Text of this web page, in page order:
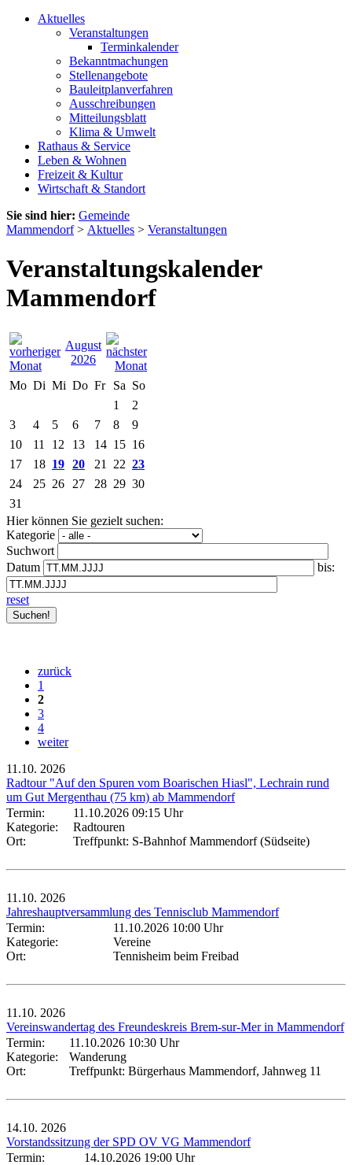
Aktuelles
Veranstaltungen
Terminkalender
Bekanntmachungen
Stellenangebote
Bauleitplanverfahren
Ausschreibungen
Mitteilungsblatt
Klima & Umwelt
Rathaus & Service
Leben & Wohnen
Freizeit & Kultur
Wirtschaft & Standort
Sie sind hier: Gemeinde
Mammendorf> Aktuelles > Veranstaltungen
Veranstaltungskalender
Mammendorf
August
2026
Mo Di Mi Do Fr Sa So
1
2
3
4 5 6 7 8
9
10
11 12 13 14 15 16
17
18 19 20 21 22 23
24
25 26 27 28 29 30
31
Hier können Sie gezielt suchen:
Kategorie
Suchwort
Datum
bis:
reset
zurück
1
2
3
4
weiter
11.10. 2026
Radtour "Auf den Spuren vom Boarischen Hiasl", Lechrain rund
um Gut Mergenthau (75 km) ab Mammendorf
Termin:
11.10.2026 09:15 Uhr
Kategorie:
Radtouren
Ort:
Treffpunkt: S-Bahnhof Mammendorf (Südseite)
11.10. 2026
Jahreshauptversammlung des Tennisclub Mammendorf
Termin:
11.10.2026 10:00 Uhr
Kategorie:
Vereine
Ort:
Tennisheim beim Freibad
11.10. 2026
Vereinswandertag des Freundeskreis Brem-sur-Mer in Mammendorf
Termin:
11.10.2026 10:30 Uhr
Kategorie:
Wanderung
Ort:
Treffpunkt: Bürgerhaus Mammendorf, Jahnweg 11
14.10. 2026
Vorstandssitzung der SPD OV VG Mammendorf
Termin:
14.10.2026 19:00 Uhr